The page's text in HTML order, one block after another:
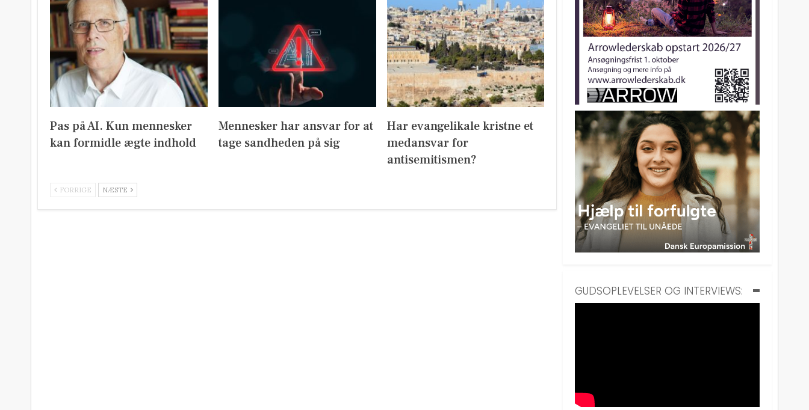
Pas på AI. Kun mennesker
kan formidle ægte indhold
Mennesker har ansvar for at
tage sandheden på sig
Har evangelikale kristne et
medansvar for
antisemitismen?
FORRIGE NÆSTE
GUDSOPLEVELSER OG INTERVIEWS: